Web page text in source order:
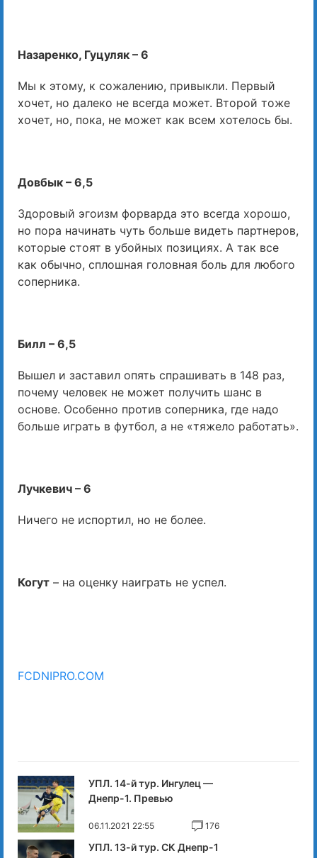
Назаренко, Гуцуляк – 6
Мы к этому, к сожалению, привыкли. Первый
хочет, но далеко не всегда может. Второй тоже
хочет, но, пока, не может как всем хотелось бы.
Довбык – 6,5
Здоровый эгоизм форварда это всегда хорошо,
но пора начинать чуть больше видеть партнеров,
которые стоят в убойных позициях. А так все
как обычно, сплошная головная боль для любого
соперника.
Билл – 6,5
Вышел и заставил опять спрашивать в 148 раз,
почему человек не может получить шанс в
основе. Особенно против соперника, где надо
больше играть в футбол, а не «тяжело работать».
Лучкевич – 6
Ничего не испортил, но не более.
Когут – на оценку наиграть не успел.
FCDNIPRO.COM
УПЛ. 14-й тур. Ингулец —
Днепр-1. Превью
06.11.2021 22:55 176
УПЛ. 13-й тур. СК Днепр-1